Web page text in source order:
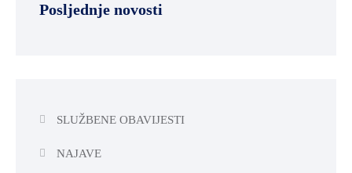
Posljednje novosti
SLUŽBENE OBAVIJESTI
NAJAVE